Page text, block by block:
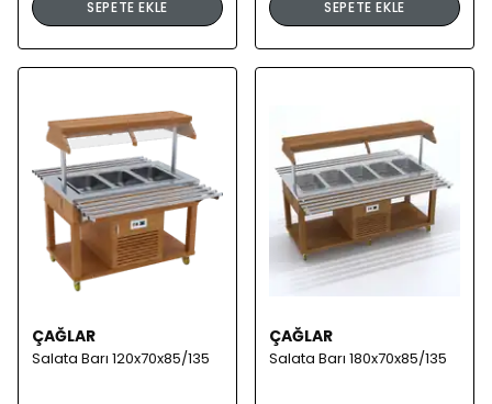
SEPETE EKLE SEPETE EKLE
ÇAĞLAR
Salata Barı 120x70x85/135
ÇAĞLAR
Salata Barı 180x70x85/135